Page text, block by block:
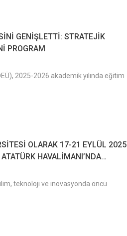
GENİŞLETTİ: STRATEJİK
PROGRAM
2025-2026 akademik yılında eğitim
OLARAK 17-21 EYLÜL 2025
HAVALİMANI’NDA…
teknoloji ve inovasyonda öncü